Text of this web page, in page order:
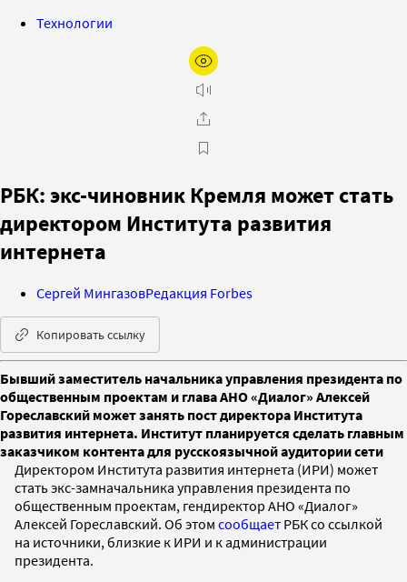
Технологии
РБК: экс-чиновник Кремля может стать
директором Института развития
интернета
Сергей МингазовРедакция Forbes
Копировать ссылку
Бывший заместитель начальника управления президента по
общественным проектам и глава АНО «Диалог» Алексей
Гореславский может занять пост директора Института
развития интернета. Институт планируется сделать главным
заказчиком контента для русскоязычной аудитории сети
Директором Института развития интернета (ИРИ) может
стать экс-замначальника управления президента по
общественным проектам, гендиректор АНО «Диалог»
Алексей Гореславский. Об этом сообщает РБК со ссылкой
на источники, близкие к ИРИ и к администрации
президента.